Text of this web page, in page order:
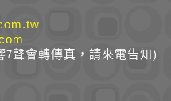
7聲會轉傳真，請來電告知)